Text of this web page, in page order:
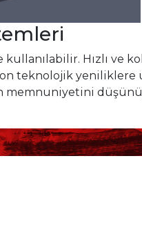
Hızlı ve
teknolojik yeniliklere
memnuniyetini